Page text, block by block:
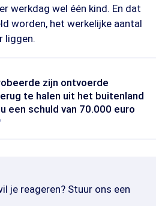
werkdag wel één kind. En dat
worden, het werkelijke aantal
liggen.
zijn ontvoerde
te halen uit het buitenland
een schuld van 70.000 euro
je reageren? Stuur ons een